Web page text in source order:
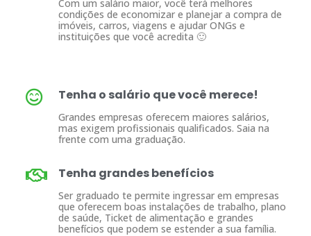
Tenha o salário que você merece!
Grandes empresas oferecem maiores salários,
mas exigem profissionais qualificados. Saia na
frente com uma graduação.
Tenha grandes benefícios
Ser graduado te permite ingressar em empresas
que oferecem boas instalações de trabalho, plano
de saúde, Ticket de alimentação e grandes
benefícios que podem se estender a sua família.
Com um salário maior, você terá melhores
condições de economizar e planejar a compra de
imóveis, carros, viagens e ajudar ONGs e
instituições que você acredita 🙂